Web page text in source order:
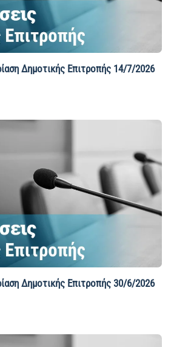
Δημοτικής Επιτροπής 14/7/2026
Δημοτικής Επιτροπής 30/6/2026